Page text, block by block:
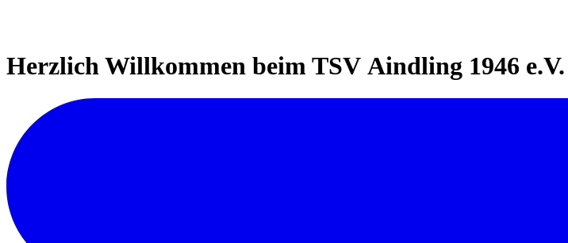
Herzlich Willkommen beim TSV Aindling 1946 e.V.